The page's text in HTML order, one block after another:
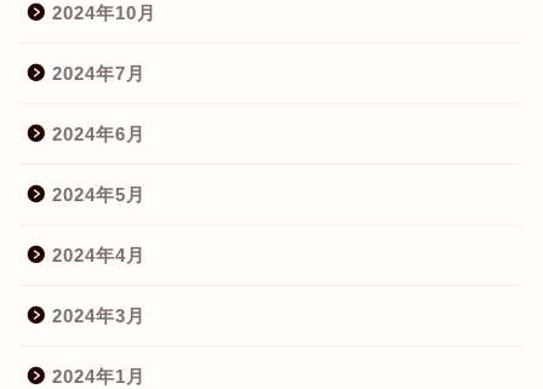
2024年10月
2024年7月
2024年6月
2024年5月
2024年4月
2024年3月
2024年1月